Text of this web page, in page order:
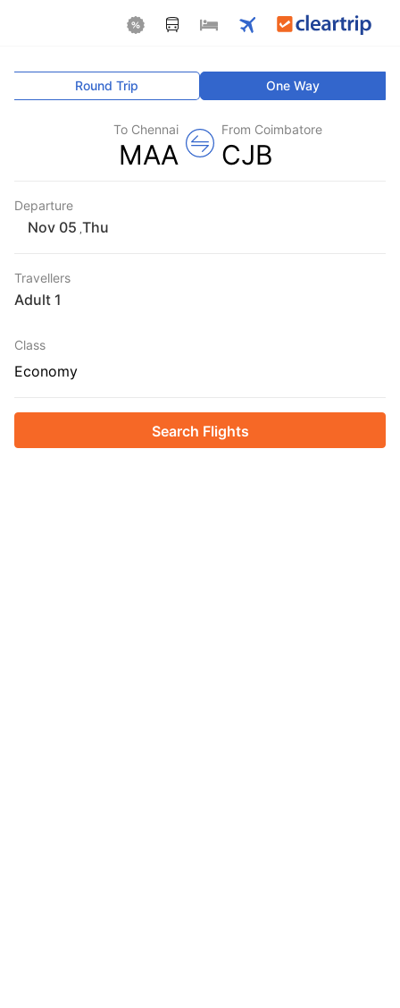
One Way
Round Trip
From Coimbatore
CJB
To Chennai
MAA
Departure
Thu
Travellers
1 Adult
Class
Economy